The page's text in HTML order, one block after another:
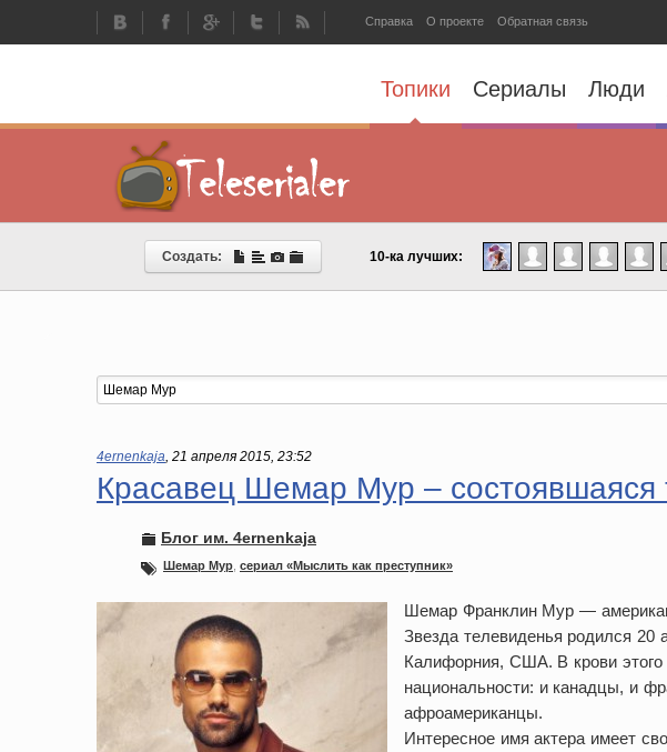
Справка О проекте Обратная связь
Топики Сериалы Люди
Создать: 10-ка лучших:
4ernenkaja, 21 апреля 2015, 23:52
Красавец Шемар Мур – состоявшаяся
Блог им. 4ernenkaja
Шемар Мур сериал «Мыслить как преступник»
Шемар Франклин Мур —
Звезда телевиденья родился 20
Калифорния, США. В крови
национальности: и канадцы, и
афроамериканцы.
Интересное имя актера имеет